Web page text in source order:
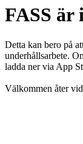
FASS
Detta kan bero på
underhållsarbete.
ladda ner via App
Välkommen åter